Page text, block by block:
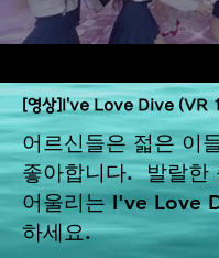
[영상]I've Love Dive (VR
어르신들은 젋은 이
좋아합니다. 발랄한
어울리는 I've Love
하세요.